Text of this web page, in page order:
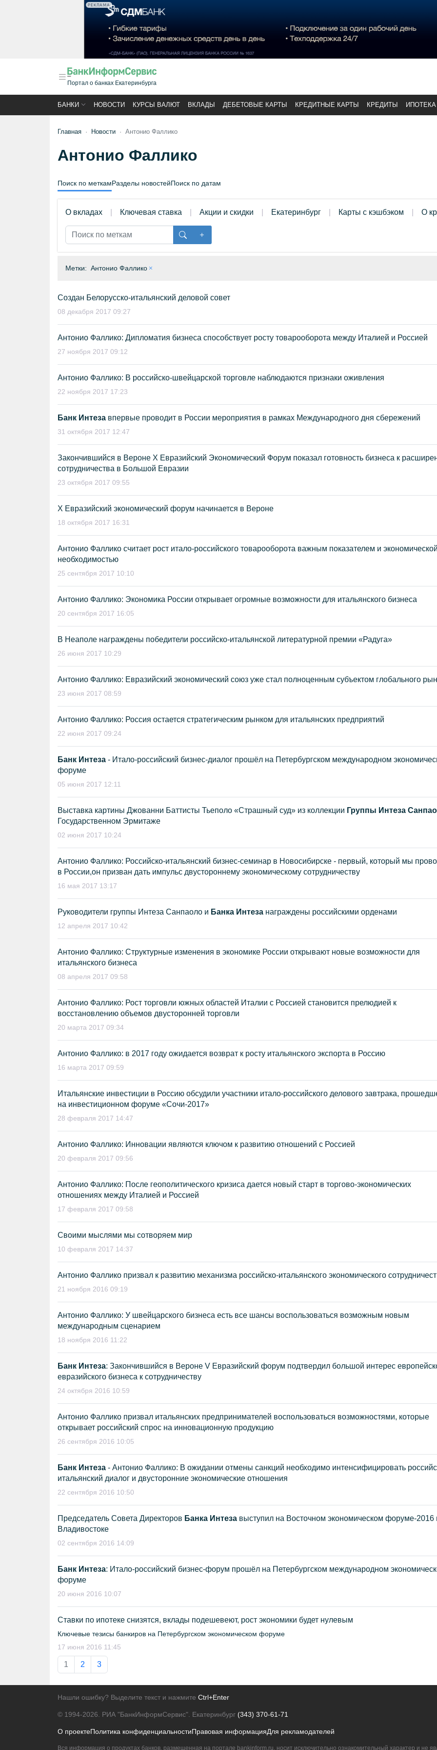
РЕКЛАМА
Портал о банках Екатеринбурга
БАНКИ НОВОСТИ КУРСЫ ВАЛЮТ ВКЛАДЫ ДЕБЕТОВЫЕ КАРТЫ КРЕДИТНЫЕ КАРТЫ КРЕДИТЫ ИПОТЕКА
Главная Новости Антонио Фаллико
Антонио Фаллико
Поиск по меткамРазделы новостейПоиск по датам
О вкладах Ключевая ставка Акции и скидки Екатеринбург Карты с кэшбэком О
Метки: Антонио Фаллико
Создан Белорусско-итальянский деловой совет
08 декабря 2017 09:27
Антонио Фаллико: Дипломатия бизнеса способствует росту товарооборота между Италией и Россией
27 ноября 2017 09:12
Антонио Фаллико: В российско-швейцарской торговле наблюдаются признаки оживления
22 ноября 2017 17:23
Банк Интеза впервые проводит в России мероприятия в рамках Международного дня сбережений
31 октября 2017 12:47
Закончившийся в Вероне X Евразийский Экономический Форум показал готовность бизнеса к
сотрудничества в Большой Евразии
23 октября 2017 09:55
X Евразийский экономический форум начинается в Вероне
18 октября 2017 16:31
Антонио Фаллико считает рост итало-российского товарооборота важным показателем и
необходимостью
25 сентября 2017 10:10
Антонио Фаллико: Экономика России открывает огромные возможности для итальянского бизнеса
20 сентября 2017 16:05
В Неаполе награждены победители российско-итальянской литературной премии «Радуга»
26 июня 2017 10:29
Антонио Фаллико: Евразийский экономический союз уже стал полноценным субъектом глобального
23 июня 2017 08:59
Антонио Фаллико: Россия остается стратегическим рынком для итальянских предприятий
22 июня 2017 09:24
Банк Интеза - Итало-российский бизнес-диалог прошёл на Петербургском международном
форуме
05 июня 2017 12:11
Выставка картины Джованни Баттисты Тьеполо «Страшный суд» из коллекции Группы Интеза
Государственном Эрмитаже
02 июня 2017 10:24
Антонио Фаллико: Российско-итальянский бизнес-семинар в Новосибирске - первый, который мы
в России,он призван дать импульс двустороннему экономическому сотрудничеству
16 мая 2017 13:17
Руководители группы Интеза Санпаоло и Банка Интеза награждены российскими орденами
12 апреля 2017 10:42
Антонио Фаллико: Структурные изменения в экономике России открывают новые возможности для
итальянского бизнеса
08 апреля 2017 09:58
Антонио Фаллико: Рост торговли южных областей Италии с Россией становится прелюдией к
восстановлению объемов двусторонней торговли
20 марта 2017 09:34
Антонио Фаллико: в 2017 году ожидается возврат к росту итальянского экспорта в Россию
16 марта 2017 09:59
Итальянские инвестиции в Россию обсудили участники итало-российского делового завтрака,
на инвестиционном форуме «Сочи-2017»
28 февраля 2017 14:47
Антонио Фаллико: Инновации являются ключом к развитию отношений с Россией
20 февраля 2017 09:56
Антонио Фаллико: После геополитического кризиса дается новый старт в торгово-экономических
отношениях между Италией и Россией
17 февраля 2017 09:58
Своими мыслями мы сотворяем мир
10 февраля 2017 14:37
Антонио Фаллико призвал к развитию механизма российско-итальянского экономического
21 ноября 2016 09:19
Антонио Фаллико: У швейцарского бизнеса есть все шансы воспользоваться возможным новым
международным сценарием
18 ноября 2016 11:22
Банк Интеза: Закончившийся в Вероне V Евразийский форум подтвердил большой интерес
евразийского бизнеса к сотрудничеству
24 октября 2016 10:59
Антонио Фаллико призвал итальянских предпринимателей воспользоваться возможностями, которые
открывает российский спрос на инновационную продукцию
26 сентября 2016 10:05
Банк Интеза - Антонио Фаллико: В ожидании отмены санкций необходимо интенсифицировать
итальянский диалог и двусторонние экономические отношения
22 сентября 2016 10:50
Председатель Совета Директоров Банка Интеза выступил на Восточном экономическом форуме-2016
Владивостоке
02 сентября 2016 14:09
Банк Интеза: Итало-российский бизнес-форум прошёл на Петербургском международном
форуме
20 июня 2016 10:07
Ставки по ипотеке снизятся, вклады подешевеют, рост экономики будет нулевым
Ключевые тезисы банкиров на Петербургском экономическом форуме
17 июня 2016 11:45
1 2 3
Нашли ошибку? Выделите текст и нажмите Ctrl+Enter
© 1994-2026. РИА "БанкИнформСервис". Екатеринбург (343) 370-61-71
О проектеПолитика конфиденциальностиПравовая информацияДля рекламодателей
Вся информация о продуктах банков, размещенная на портале bankinform.ru, носит исключительно ознакомительный характер и не